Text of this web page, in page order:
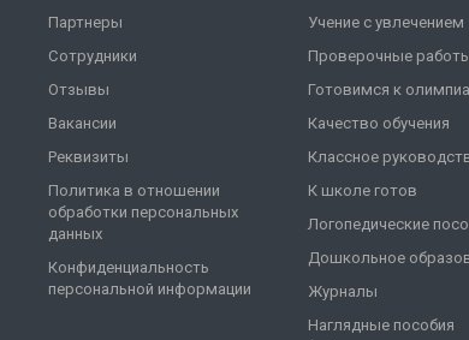
Партнеры
Сотрудники
Отзывы
Вакансии
Реквизиты
Политика в отношении
обработки персональных
данных
Конфиденциальность
персональной информации
Учение с увлечением
Проверочные
Готовимся к
Качество обучения
Классное
К школе готов
Логопедические
Дошкольное
Журналы
Наглядные пособия